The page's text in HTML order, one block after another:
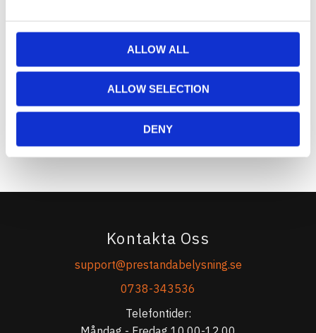
ALLOW ALL
ALLOW SELECTION
DENY
Bli den första att lämna ett omdöme.
Kontakta Oss
support@prestandabelysning.se
0738-343536
Telefontider: